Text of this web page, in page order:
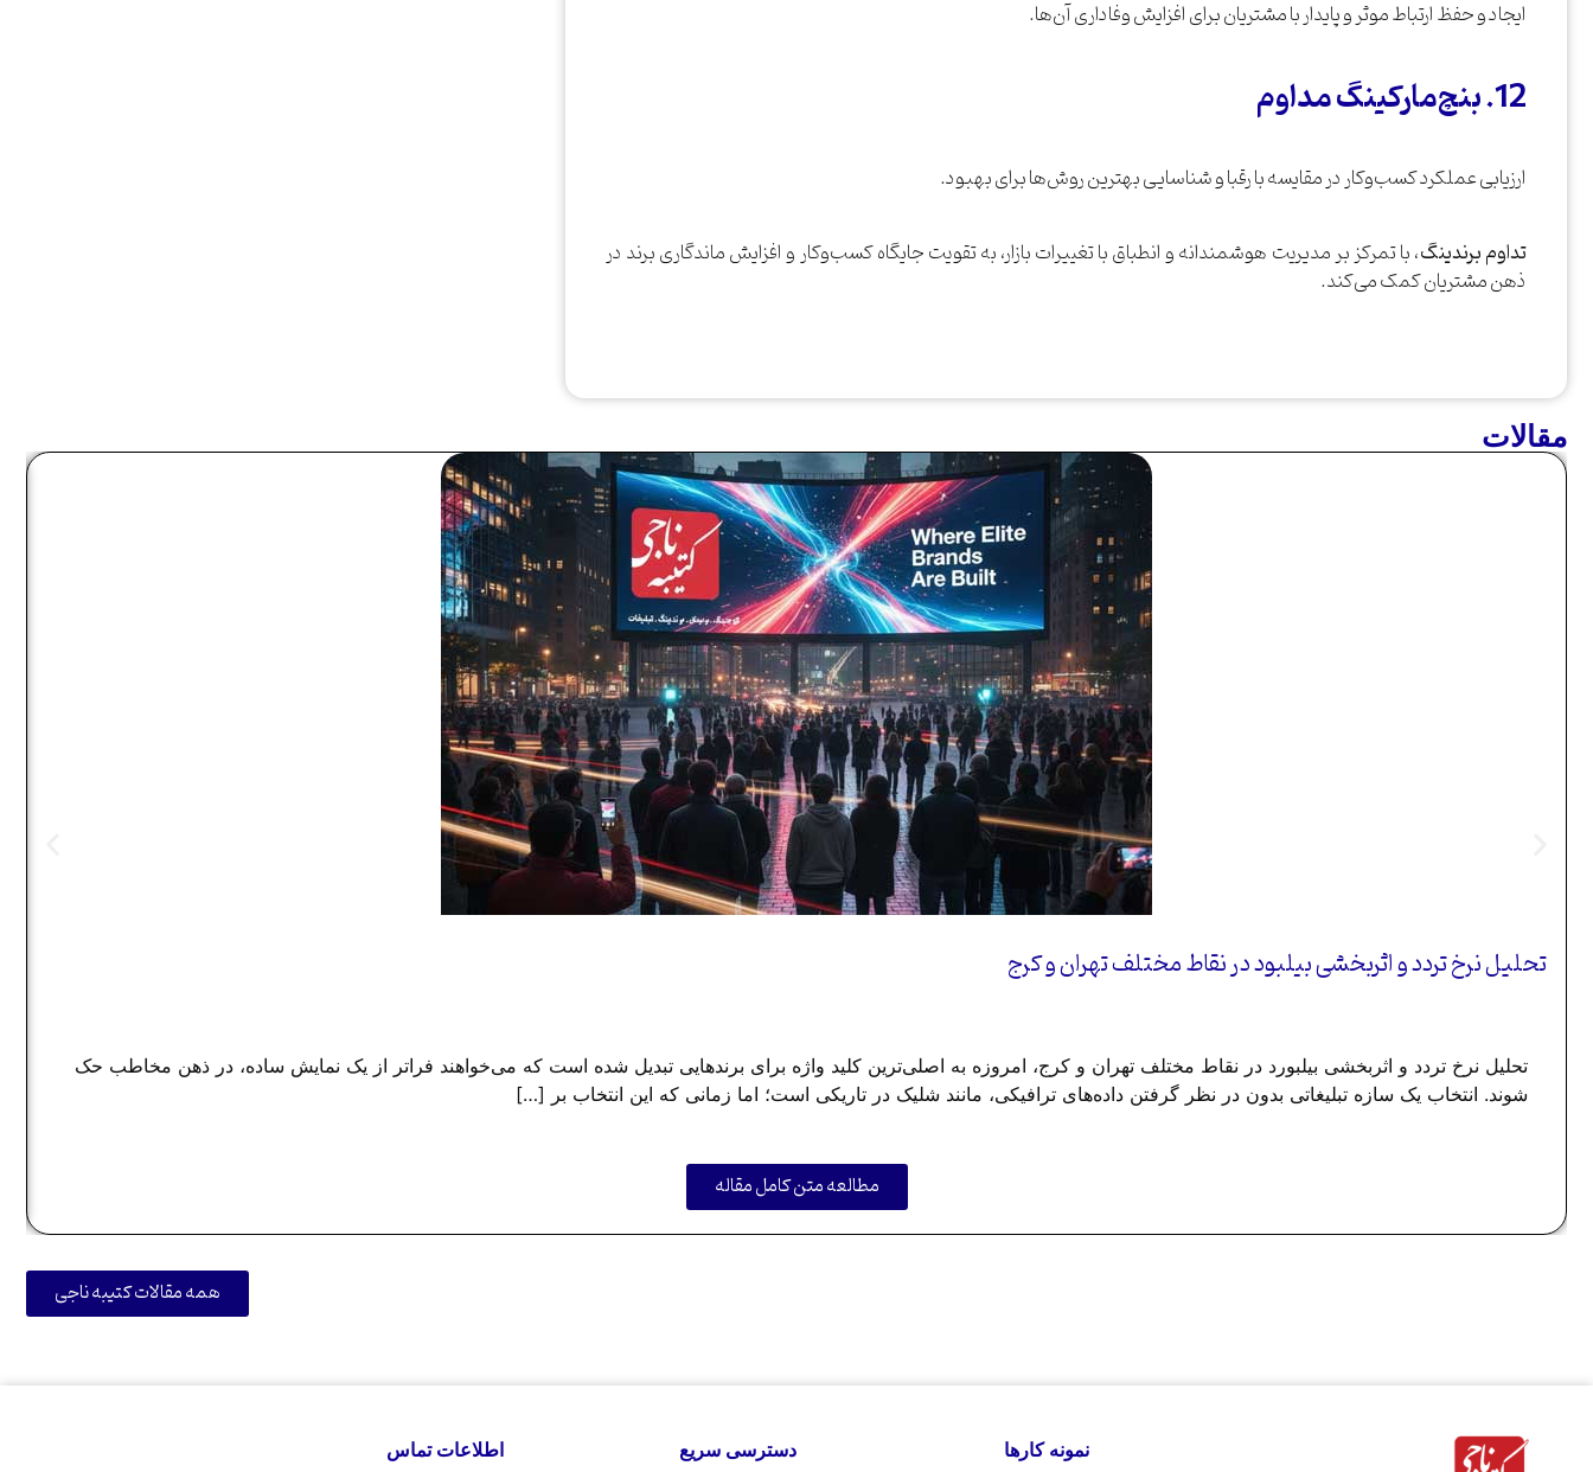
ایجاد و حفظ ارتباط موثر و پایدار با مشتریان برای افزایش وفاداری آن‌ها.
12. بنچ‌مارکینگ مداوم
ارزیابی عملکرد کسب‌وکار در مقایسه با رقبا و شناسایی بهترین روش‌ها برای بهبود.
تداوم برندینگ، با تمرکز بر مدیریت هوشمندانه و انطباق با تغییرات بازار، به تقویت جایگاه کسب‌وکار و افزایش ماندگاری برند در
ذهن مشتریان کمک می‌کند.
مقالات
تحلیل نرخ تردد و اثربخشی بیلبود در نقاط مختلف تهران و کرج
تحلیل نرخ تردد و اثربخشی بیلبورد در نقاط مختلف تهران و کرج، امروزه به اصلی‌ترین کلید واژه برای برندهایی تبدیل شده است که می‌خواهند فراتر از یک نمایش ساده، در ذهن مخاطب حک
شوند. انتخاب یک سازه تبلیغاتی بدون در نظر گرفتن داده‌های ترافیکی، مانند شلیک در تاریکی است؛ اما زمانی که این انتخاب بر […]
مطالعه متن کامل مقاله
همه مقالات کتیبه ناجی
نمونه کارها دسترسی سریع اطلاعات تماس